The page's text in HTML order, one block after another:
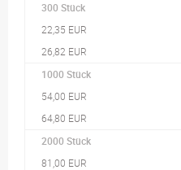
300 Stück
22,35 EUR
26,82 EUR
1000 Stück
54,00 EUR
64,80 EUR
2000 Stück
81,00 EUR